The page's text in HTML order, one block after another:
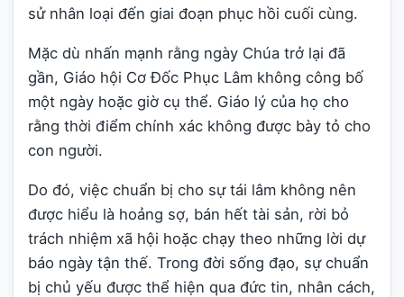
sử nhân loại đến giai đoạn phục hồi cuối cùng.
Mặc dù nhấn mạnh rằng ngày Chúa trở lại đã
gần, Giáo hội Cơ Đốc Phục Lâm không công bố
một ngày hoặc giờ cụ thể. Giáo lý của họ cho
rằng thời điểm chính xác không được bày tỏ cho
con người.
Do đó, việc chuẩn bị cho sự tái lâm không nên
được hiểu là hoảng sợ, bán hết tài sản, rời bỏ
trách nhiệm xã hội hoặc chạy theo những lời dự
báo ngày tận thế. Trong đời sống đạo, sự chuẩn
bị chủ yếu được thể hiện qua đức tin, nhân cách,